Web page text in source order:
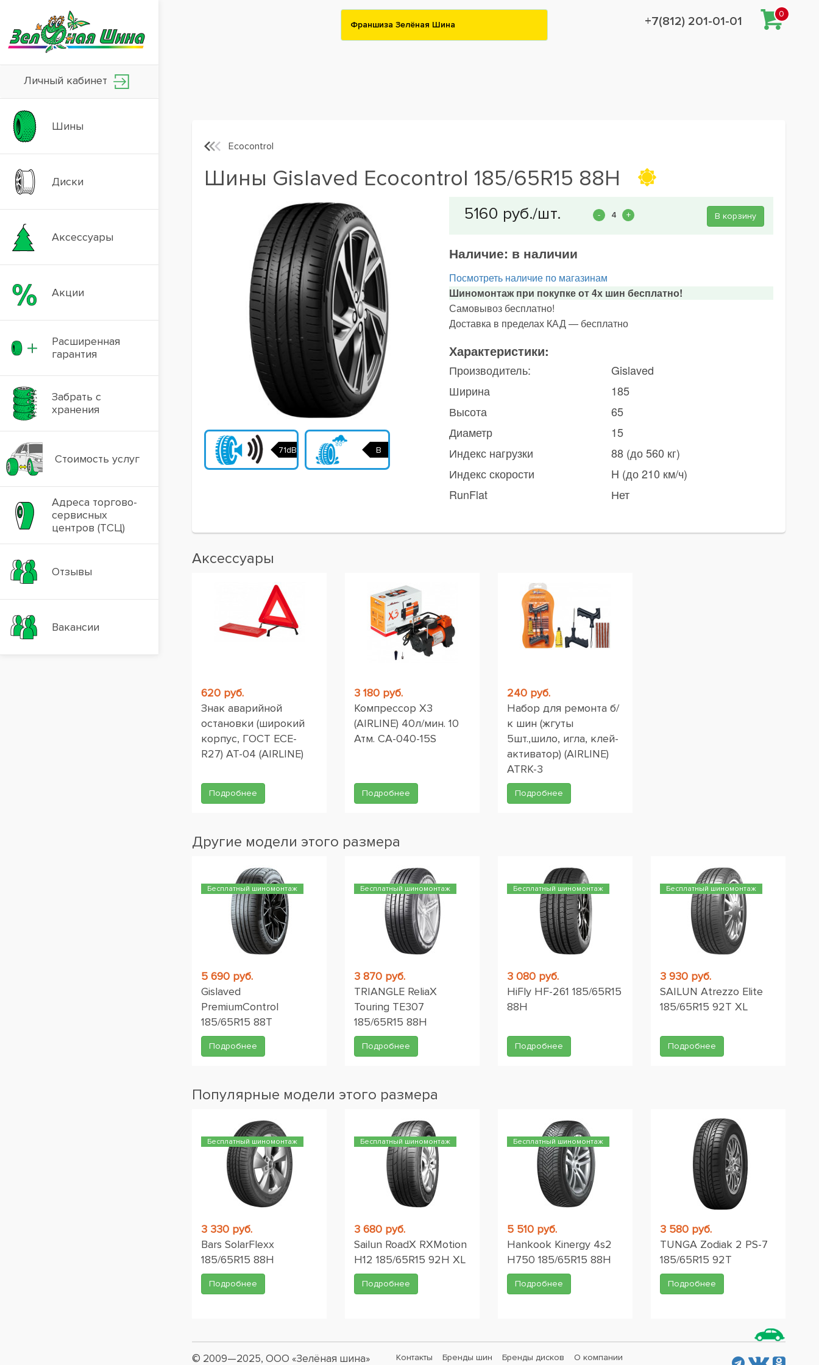
Личный кабинет
Шины
Диски
Аксессуары
Акции
Расширенная
гарантия
Забрать с
хранения
Стоимость услуг
Адреса торгово-
сервисных
центров (ТСЦ)
Отзывы
Вакансии
Франшиза Зелёная Шина +7(812) 201-01-01
0
Ecocontrol
Шины Gislaved Ecocontrol 185/65R15 88H
71dB B
В корзину
Наличие: в наличии
Посмотреть наличие по магазинам
Шиномонтаж при покупке от 4х шин бесплатно!
Самовывоз бесплатно!
Доставка в пределах КАД — бесплатно
Характеристики:
Производитель:
Gislaved
Ширина
185
Высота
65
Диаметр
15
Индекс нагрузки
88 (до 560 кг)
Индекс скорости
H (до 210 км/ч)
RunFlat
Нет
Аксессуары
620 руб.
Знак аварийной
остановки (широкий
корпус, ГОСТ ЕСЕ-
R27) AT-04 (AIRLINE)
Подробнее
3 180 руб.
Компрессор X3
(AIRLINE) 40л/мин. 10
Атм. CA-040-15S
Подробнее
240 руб.
Набор для ремонта б/
к шин (жгуты
5шт.,шило, игла, клей-
активатор) (AIRLINE)
ATRK-3
Подробнее
Другие модели этого размера
Бесплатный шиномонтаж
5 690 руб.
Gislaved
PremiumControl
185/65R15 88T
Подробнее
Бесплатный шиномонтаж
3 870 руб.
TRIANGLE ReliaX
Touring TE307
185/65R15 88H
Подробнее
Бесплатный шиномонтаж
3 080 руб.
HiFly HF-261 185/65R15
88H
Подробнее
Бесплатный шиномонтаж
3 930 руб.
SAILUN Atrezzo Elite
185/65R15 92T XL
Подробнее
Популярные модели этого размера
Бесплатный шиномонтаж
3 330 руб.
Bars SolarFlexx
185/65R15 88H
Подробнее
Бесплатный шиномонтаж
3 680 руб.
Sailun RoadX RXMotion
H12 185/65R15 92H XL
Подробнее
Бесплатный шиномонтаж
5 510 руб.
Hankook Kinergy 4s2
H750 185/65R15 88H
Подробнее
3 580 руб.
TUNGA Zodiak 2 PS-7
185/65R15 92T
Подробнее
© 2009—2025, ООО «Зелёная шина» Контакты Бренды шин Бренды дисков
О компании